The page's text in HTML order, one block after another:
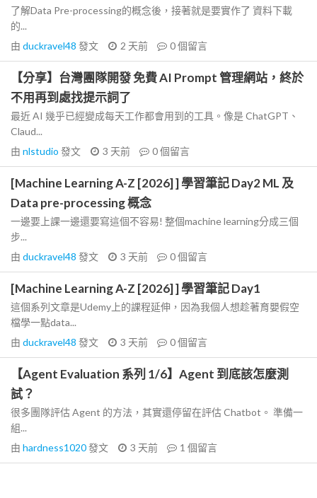
了解Data Pre-processing的概念後，接著就是要實作了 資料下載
的...
由 duckravel48 發文 2 天前 0個留言
【分享】台灣團隊開發 免費 AI Prompt 管理網站，終於
不用再到處找提示詞了
最近 AI 幾乎已經變成每天工作都會用到的工具。像是 ChatGPT、
Claud...
由 nlstudio 發文 3 天前 0個留言
[Machine Learning A-Z [2026] ] 學習筆記 Day2 ML 及
Data pre-processing 概念
一邊要上課一邊還要寫這個不容易! 整個machine learning分成三個
步...
由 duckravel48 發文 3 天前 0個留言
[Machine Learning A-Z [2026] ] 學習筆記 Day1
這個系列文章是Udemy上的課程延伸，因為我個人想趁著育嬰假空
檔學一點data...
由 duckravel48 發文 3 天前 0個留言
【Agent Evaluation 系列 1/6】Agent 到底該怎麼測
試？
很多團隊評估 Agent 的方法，其實還停留在評估 Chatbot。 準備一
組...
由 hardness1020發文 3 天前 1 個留言